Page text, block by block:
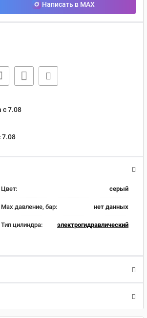
Написать в MAX
c 7.08
7.08
Цвет: серый
Max давление, бар: нет данных
Тип цилиндра: электрогидравлический